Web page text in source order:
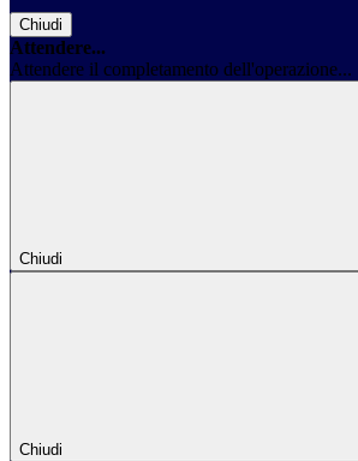
Chiudi
Attendere...
Attendere il completamento dell'operazione...
Chiudi
Chiudi